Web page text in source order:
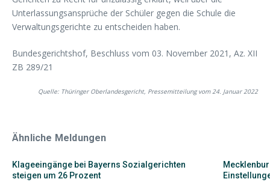
Unterlassungsansprüche der Schüler gegen die Schule die
Verwaltungsgerichte zu entscheiden haben.
Bundesgerichtshof, Beschluss vom 03. November 2021, Az. XII
ZB 289/21
Quelle: Thüringer Oberlandesgericht, Pressemitteilung vom 24. Januar 2022
Ähnliche Meldungen
Klageeingänge bei Bayerns Sozialgerichten
steigen um 26 Prozent